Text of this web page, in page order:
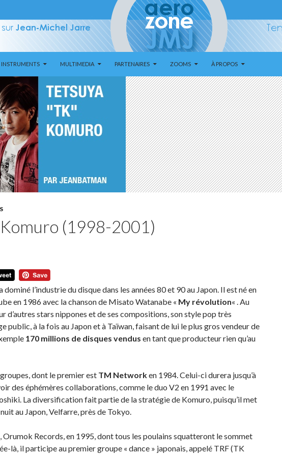
INSTRUMENTS MULTIMEDIA PARTENAIRES ZOOMS À PROPOS
Komuro (1998-2001)
dominé l’industrie du disque dans les années 80 et 90 au Japon. Il est né en
en 1986 avec la chanson de Misato Watanabe « My révolution« . Au
d’autres stars nippones et de ses compositions, son style pop très
public, à la fois au Japon et à Taïwan, faisant de lui le plus gros vendeur de
170 millions de disques vendus en tant que producteur rien qu’au
dont le premier est TM Networken 1984. Celui-ci durera jusqu’à
des éphémères collaborations, comme le duo V2 en 1991 avec le
La diversification fait partie de la stratégie de Komuro, puisqu’il met
au Japon, Velfarre, près de Tokyo.
Records, en 1995, dont tous les poulains squatteront le sommet
là, il participe au premier groupe « dance » japonais, appelé TRF (TK